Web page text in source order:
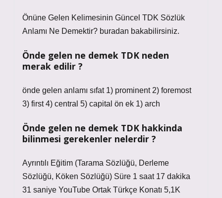
Önüne Gelen Kelimesinin Güncel TDK Sözlük
Anlamı Ne Demektir? buradan bakabilirsiniz.
Önde gelen ne demek TDK neden
merak edilir ?
önde gelen anlamı sıfat 1) prominent 2) foremost
3) first 4) central 5) capital ön ek 1) arch
Önde gelen ne demek TDK hakkinda
bilinmesi gerekenler nelerdir ?
Ayrıntılı Eğitim (Tarama Sözlüğü, Derleme
Sözlüğü, Köken Sözlüğü) Süre 1 saat 17 dakika
31 saniye YouTube Ortak Türkçe Konatı 5,1K